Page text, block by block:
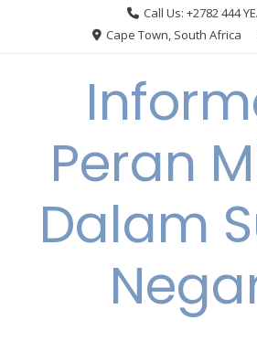
Call Us: +2782 444
Cape Town, South Africa
Peran
Dalam